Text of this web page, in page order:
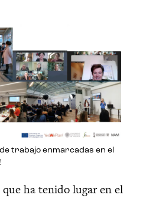
trabajo enmarcadas en el
que ha tenido lugar en el